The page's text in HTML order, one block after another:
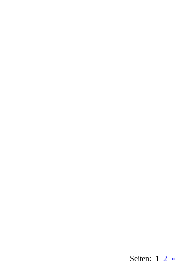
Seiten: 1 2 »